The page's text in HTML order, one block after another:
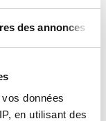
des annonces
données
en utilisant des